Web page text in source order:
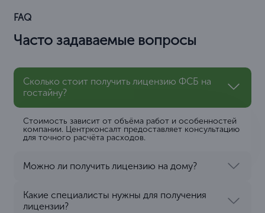
FAQ
Часто задаваемые вопросы
Сколько стоит получить лицензию ФСБ на
гостайну?
Стоимость зависит от объёма работ и особенностей
компании. Центрконсалт предоставляет консультацию
для точного расчёта расходов.
Можно ли получить лицензию на дому?
Какие специалисты нужны для получения
лицензии?